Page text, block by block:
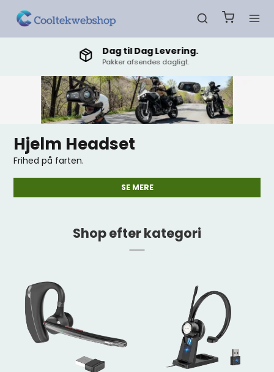
Dag til Dag Levering.
Pakker afsendes dagligt.
Hjelm Headset
Frihed på farten.
SE MERE
Shop efter kategori